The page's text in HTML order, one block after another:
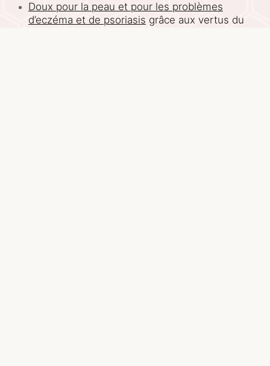
Doux pour la peau et pour les problèmes
d’eczéma et de psoriasis grâce aux vertus du